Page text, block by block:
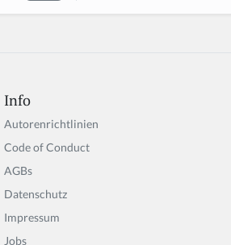
Info
Autorenrichtlinien
Code of Conduct
AGBs
Datenschutz
Impressum
Jobs